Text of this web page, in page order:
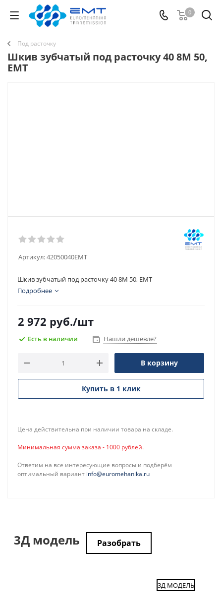
0
Под расточку
Шкив зубчатый под расточку 40 8M 50,
EMT
Артикул:42050040EMT
Шкив зубчатый под расточку 40 8M 50, EMT
Подробнее
2 972 руб./шт
Есть в наличии Нашли дешевле?
В корзину
Купить в 1 клик
Цена действительна при наличии товара на складе.
Минимальная сумма заказа - 1000 рублей.
Ответим на все интересующие вопросы и подберём
оптимальный вариант info@euromehanika.ru
3Д модель Разобрать
3Д МОДЕЛЬ